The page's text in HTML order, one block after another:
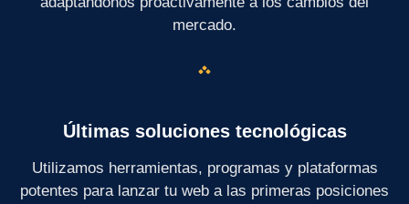
mercado.
Últimas soluciones tecnológicas
Utilizamos herramientas, programas y plataformas
potentes para lanzar tu web a las primeras posiciones